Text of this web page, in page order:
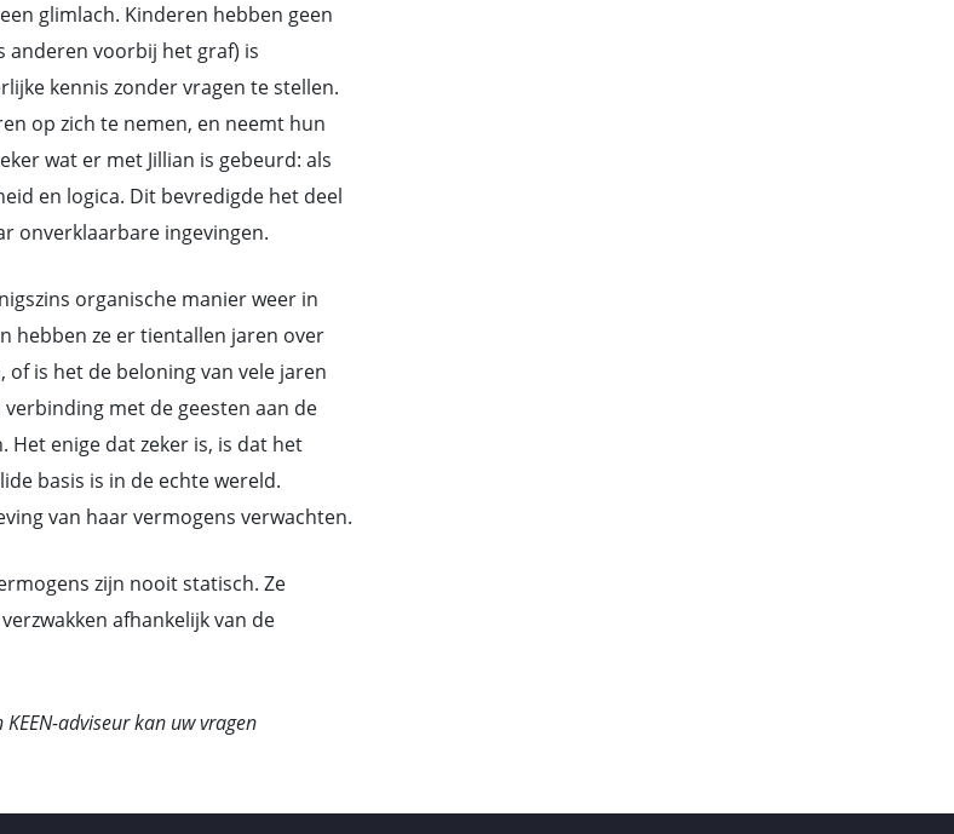
glimlach. Kinderen hebben geen
anderen voorbij het graf) is
kennis zonder vragen te stellen.
op zich te nemen, en neemt hun
wat er met Jillian is gebeurd: als
en logica. Dit bevredigde het deel
onverklaarbare ingevingen.
organische manier weer in
hebben ze er tientallen jaren over
is het de beloning van vele jaren
met de geesten aan de
enige dat zeker is, is dat het
basis is in de echte wereld.
van haar vermogens verwachten.
zijn nooit statisch. Ze
afhankelijk van de
adviseur kan uw vragen